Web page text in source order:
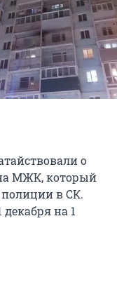
о
МЖК, который
полиции в СК.
декабря на 1